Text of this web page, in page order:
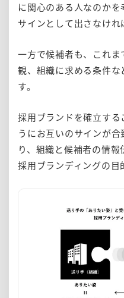
に関心のある人なのか
サインとして出さなけれ
一方で候補者も、これ
観、組織に求める条件
す。
採用ブランドを確立する
うにお互いのサインが
り、組織と候補者の情
採用ブランディングの目